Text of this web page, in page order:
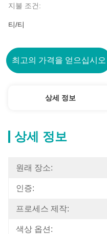
지불 조건:
티/티
최고의 가격을 얻으십시오
상세 정보
상세 정보
원래 장소:
인증:
프로세스 제작:
색상 옵션: